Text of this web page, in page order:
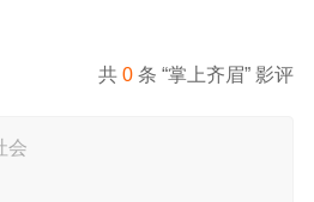
共0 条 “掌上齐眉” 影评